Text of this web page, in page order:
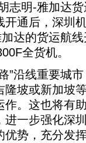
志明-雅加达
开通后，深圳
达的货运航
全货机。
沿线重要城市
隆坡或新加坡
。这也将有
一步强化深
势，充分发